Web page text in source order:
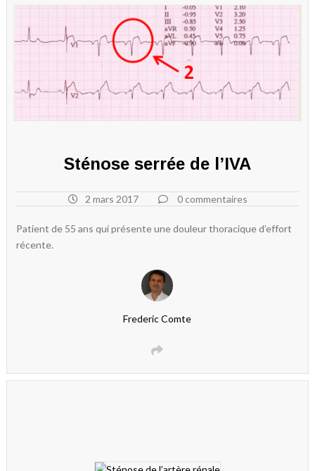
Sténose serrée de l’IVA
2 mars 2017 0 commentaires
Patient de 55 ans qui présente une douleur thoracique d’effort
récente.
Frederic Comte